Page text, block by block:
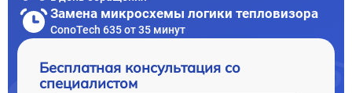
Замена микросхемы логики тепловизора
ConoTech 635 от 35 минут
Бесплатная консультация со
специалистом